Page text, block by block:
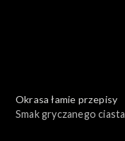
Okrasa łamie przepisy
Smak gryczanego ciasta